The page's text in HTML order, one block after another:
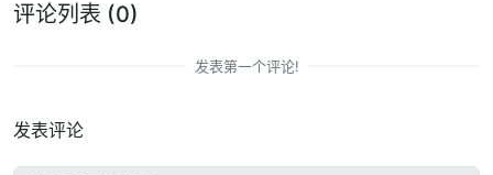
评论列表 (0)
发表第一个评论!
发表评论